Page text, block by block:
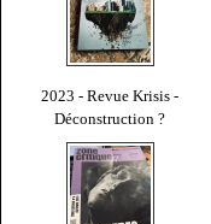
2023 - Revue Krisis -
Déconstruction ?